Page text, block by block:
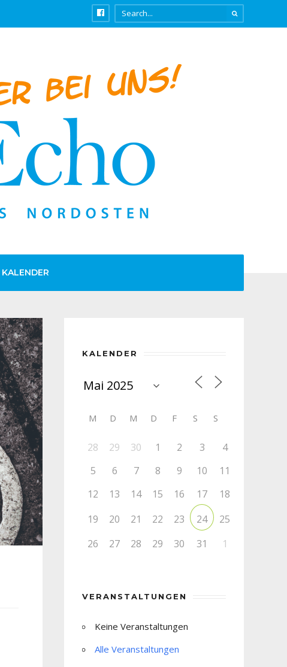
KALENDER
KALENDER
M D M D F S S
28 29 30 1 2 3
4
5
6 7 8 9 10
11
12
13 14 15 16 17
18
19
20 21 22 23 24
25
26
27 28 29 30 31 1
VERANSTALTUNGEN
Keine Veranstaltungen
Alle Veranstaltungen